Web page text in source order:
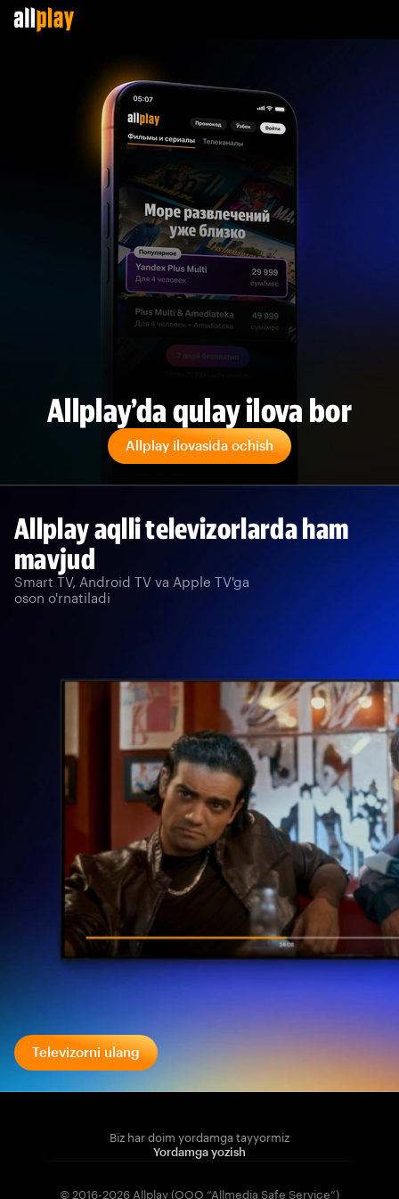
Allplay’da qulay ilova bor
Allplay ilovasida ochish
Allplay aqlli televizorlarda ham
mavjud
Smart TV, Android TV va Apple TV'ga
oson o'rnatiladi
Televizorni ulang
Biz har doim yordamga tayyormiz
Yordamga yozish
© 2016-2026 Allplay (OOO “Allmedia Safe Service”)